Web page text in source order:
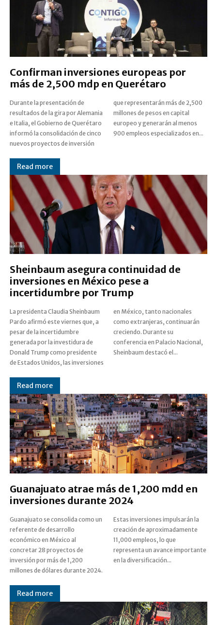
Confirman inversiones europeas por
más de 2,500 mdp en Querétaro
Durante la presentación de
resultados de la gira por Alemania
e Italia, el Gobierno de Querétaro
informó la consolidación de cinco
nuevos proyectos de inversión
que representarán más de 2,500
millones de pesos en capital
europeo y generarán al menos
900 empleos especializados en...
Read more
Sheinbaum asegura continuidad de
inversiones en México pese a
incertidumbre por Trump
La presidenta Claudia Sheinbaum
Pardo afirmó este viernes que, a
pesar de la incertidumbre
generada por la investidura de
Donald Trump como presidente
de Estados Unidos, las inversiones
en México, tanto nacionales
como extranjeras, continuarán
creciendo. Durante su
conferencia en Palacio Nacional,
Sheinbaum destacó el...
Read more
Guanajuato atrae más de 1,200 mdd en
inversiones durante 2024
Guanajuato se consolida como un
referente de desarrollo
económico en México al
concretar 28 proyectos de
inversión por más de 1,200
millones de dólares durante 2024.
Estas inversiones impulsarán la
creación de aproximadamente
11,000 empleos, lo que
representa un avance importante
en la diversificación...
Read more